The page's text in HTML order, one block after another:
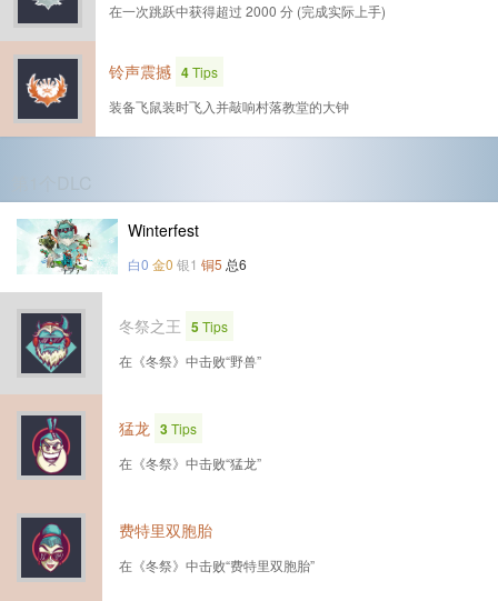
在一次跳跃中获得超过 2000 分 (完成实际上手)
铃声震撼 4Tips
装备飞鼠装时飞入并敲响村落教堂的大钟
Winterfest
白0 金0 银1 铜5 总6
冬祭之王 5Tips
在《冬祭》中击败“野兽”
猛龙 3Tips
在《冬祭》中击败“猛龙”
费特里双胞胎
在《冬祭》中击败“费特里双胞胎”